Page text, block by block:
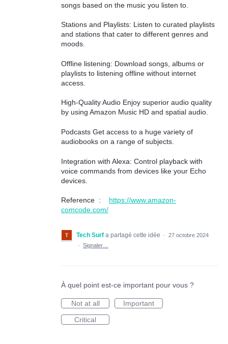
songs based on the music you listen to.
Stations and Playlists: Listen to curated playlists
and stations that cater to different genres and
moods.
Offline listening: Download songs, albums or
playlists to listening offline without internet
access.
High-Quality Audio Enjoy superior audio quality
by using Amazon Music HD and spatial audio.
Podcasts Get access to a huge variety of
audiobooks on a range of subjects.
Integration with Alexa: Control playback with
voice commands from devices like your Echo
devices.
Reference : https://www.amazon-
comcode.com/
Tech Surf a partagé cette idée · 27 octobre 2024
· Signaler…
À quel point est-ce important pour vous ?
Not at all
Important
Critical